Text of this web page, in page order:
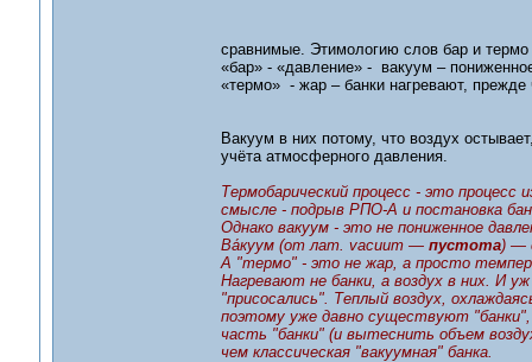
сравнимые. Этимологию слов бар и термо
«бар» - «давление» - вакуум –
«термо» - жар – банки нагревают,
Вакуум в них потому, что воздух
учёта атмосферного давления.
Термобарический процесс - это
смысле - подрыв РПО-А и постановка
Однако вакуум - это не пониженное
Ва́куум (от лат. vacuum — пустота) —
А "термо" - это не жар, а просто
Нагревают не банки, а воздух в них. И
"присосались". Теплый воздух,
поэтому уже давно существуют
часть "банки" (и вытеснить объем
чем классическая "вакуумная" банка.